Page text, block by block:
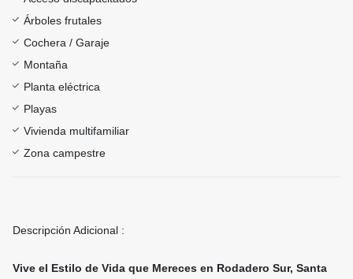
Árboles frutales
Cochera / Garaje
Montaña
Planta eléctrica
Playas
Vivienda multifamiliar
Zona campestre
Descripción Adicional :
Vive el Estilo de Vida que Mereces en Rodadero Sur, Santa